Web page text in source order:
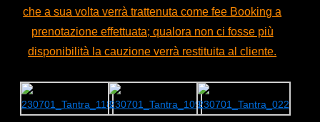
che a sua volta verrà trattenuta come fee Booking a
prenotazione effettuata; qualora non ci fosse più
disponibilità la cauzione verrà restituita al cliente.